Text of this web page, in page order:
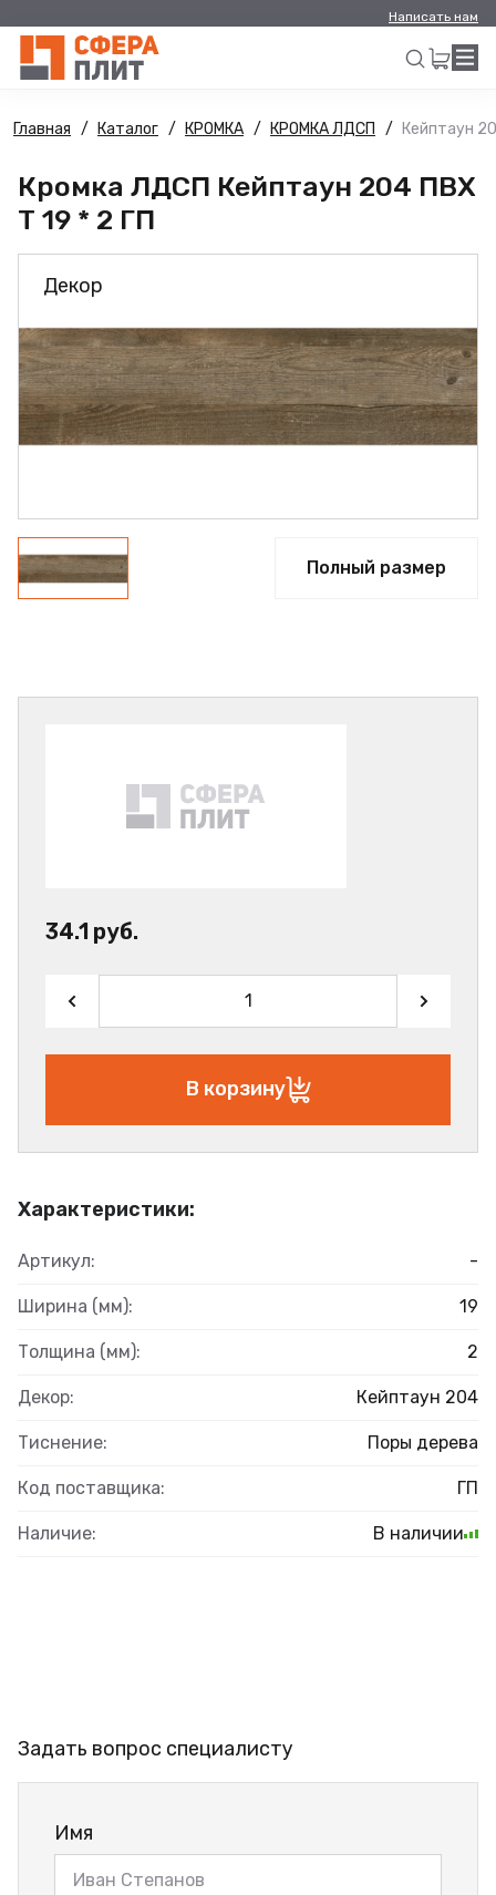
Написать нам
Искать
Главная Каталог КРОМКА КРОМКА ЛДСП Кейптаун
Кромка ЛДСП Кейптаун 204 ПВХ
Т 19 * 2 ГП
Декор
Полный размер
Характеристики:
Артикул: -
Ширина (мм): 19
Толщина (мм): 2
Декор: Кейптаун 204
Тиснение: Поры дерева
Код поставщика: ГП
Наличие: В наличии
34.1 руб.
В корзину
Задать вопрос специалисту
Имя